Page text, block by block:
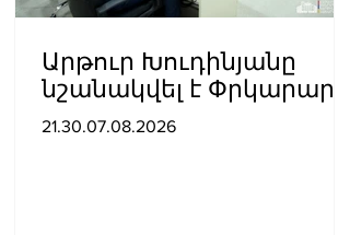
Արթուր Խուդինյանը
նշանակվել է Փրկարար
ծառայության տնօրենի
21.30.07.08.2026